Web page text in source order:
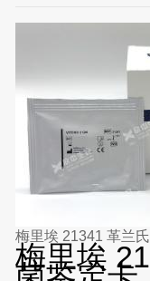
梅里埃 21341 革兰
梅里埃